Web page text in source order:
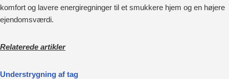
komfort og lavere energiregninger til et smukkere hjem og en højere
ejendomsværdi.
Relaterede artikler
Understrygning af tag